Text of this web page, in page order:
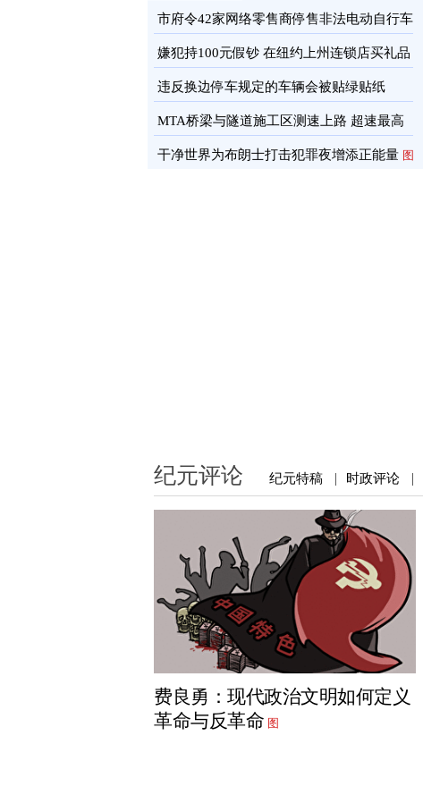
市府令42家网络零售商停售非法电动自行车
图
嫌犯持100元假钞 在纽约上州连锁店买礼品
卡 图
违反换边停车规定的车辆会被贴绿贴纸
MTA桥梁与隧道施工区测速上路 超速最高
罚100元 图
干净世界为布朗士打击犯罪夜增添正能量 图
纪元评论 纪元特稿 | 时政评论 |
费良勇：现代政治文明如何定义
革命与反革命 图